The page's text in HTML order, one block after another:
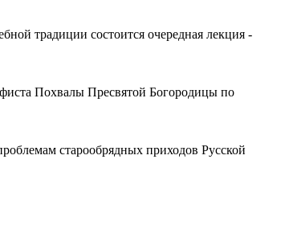
традиции состоится очередная лекция -
Похвалы Пресвятой Богородицы по
старообрядных приходов Русской